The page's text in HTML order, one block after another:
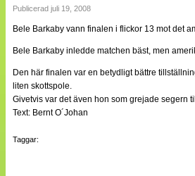
Bildreportage
Bloggar
Lagen
Webb-TV
Cuper
Medlemsbilder
Till klubbkassan
NÄTverket
Publicerad juli 19, 2008
Bele Barkaby vann finalen i flickor 13 mot det
Bele Barkaby inledde matchen bäst, men
Den här finalen var en betydligt bättre
liten skottspole.
Givetvis var det även hon som grejade segern
Text: Bernt O´Johan
Taggar: